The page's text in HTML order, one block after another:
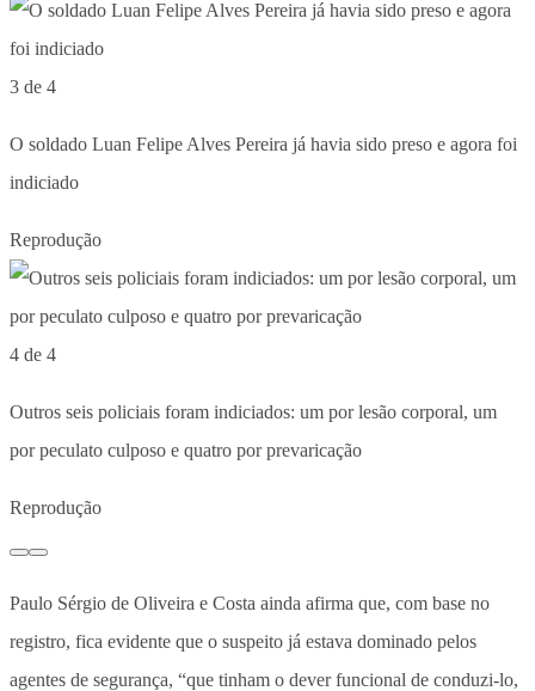
3 de 4
O soldado Luan Felipe Alves Pereira já havia sido preso e agora foi
indiciado
Reprodução
4 de 4
Outros seis policiais foram indiciados: um por lesão corporal, um
por peculato culposo e quatro por prevaricação
Reprodução
Paulo Sérgio de Oliveira e Costa ainda afirma que, com base no
registro, fica evidente que o suspeito já estava dominado pelos
agentes de segurança, “que tinham o dever funcional de conduzi-lo,